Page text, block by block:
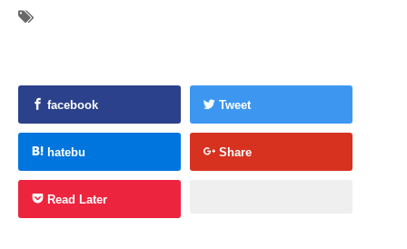
facebook Tweet
hatebu Share
Read Later